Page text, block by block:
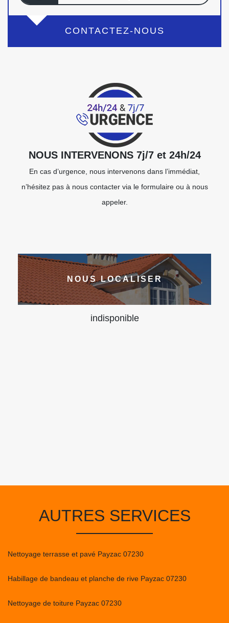
CONTACTEZ-NOUS
NOUS INTERVENONS 7j/7 et 24h/24
En cas d’urgence, nous intervenons dans l’immédiat,
n’hésitez pas à nous contacter via le formulaire ou à nous
appeler.
NOUS LOCALISER
indisponible
AUTRES SERVICES
Nettoyage terrasse et pavé Payzac 07230
Habillage de bandeau et planche de rive Payzac 07230
Nettoyage de toiture Payzac 07230